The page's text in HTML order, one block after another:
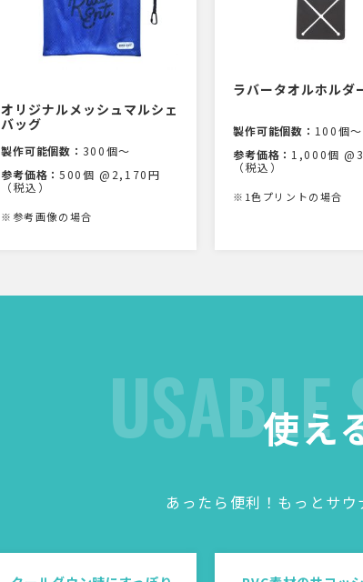
オリジナルメッシュマルシェ
バッグ
製作可能個数： 300個〜
参考価格：500個 @2,170円
（税込）
※参考画像の場合
ラバータオルホルダ
製作可能個数： 100個〜
参考価格： 1,000個
（税込）
※1色プリントの場合
USABLE
使え
あったら便利！もっとサ